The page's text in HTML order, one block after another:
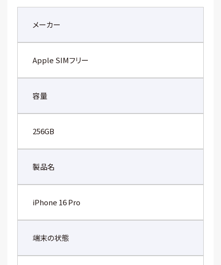
メーカー
Apple SIMフリー
容量
256GB
製品名
iPhone 16 Pro
端末の状態